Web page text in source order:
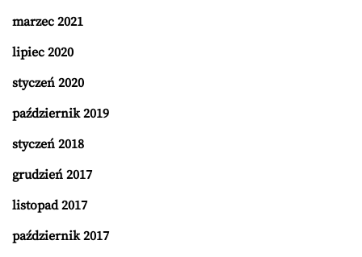
marzec 2021
lipiec 2020
styczeń 2020
październik 2019
styczeń 2018
grudzień 2017
listopad 2017
październik 2017